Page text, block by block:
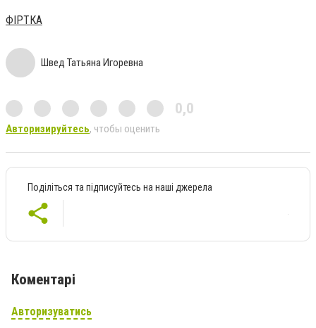
ФІРТКА
Швед Татьяна Игоревна
0,0
Авторизируйтесь, чтобы оценить
Поділіться та підписуйтесь на наші джерела
Коментарі
Авторизуватись